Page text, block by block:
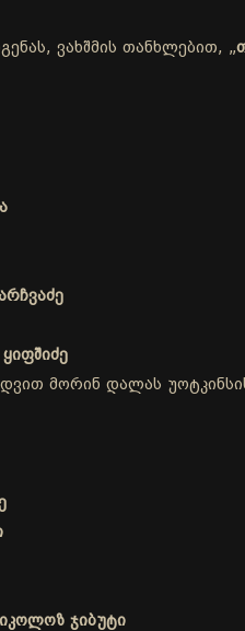
ვახშმის თანხლებით, „
მორინ დალას უოტკინსის
ჯიბუტი